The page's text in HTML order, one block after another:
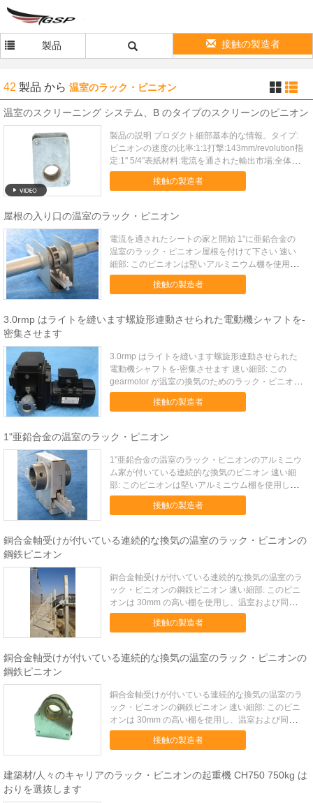
製品 接触の製造者
42 製品 から 温室のラック・ピニオン
温室のスクリーニング システム、B のタイプのスクリーンのピニオン
製品の説明 プロダクト細部基本的な情報。タイプ:
ピニオンの速度の比率:1:1打撃:143mm/revolution指
定:1" 5/4"表紙材料:電流を通された輸出市場:全体的
付加的な情報。商標:Jinxinの温室のサイズ:デッサ
ンかサンプルとしてパッキング:標準的な容器の起
接触の製造者
屋根の入り口の温室のラック・ピニオン
電流を通されたシートの家と開始 1"に亜鉛合金の
温室のラック・ピニオン屋根を付けて下さい 速い
細部: このピニオンは堅いアルミニウム棚を使用
し、温室および同じような建物の連続的な換気窓を
開閉したり使用されています。 それは 1"で鋼鉄管
金ギヤ、1 ...
接触の製造者
3.0rmp はライトを縫います螺旋形連動させられた電動機シャフトを-
密集させます
3.0rmp はライトを縫います螺旋形連動させられた
電動機シャフトを-密集させます 速い細部: この
gearmotor が温室の換気のためのラック・ピニオン
を運転するのに使用されています。 記述: この
gearmotor は変速機、電動機および限界スイッチを
接触の製造者
1"亜鉛合金の温室のラック・ピニオン
1"亜鉛合金の温室のラック・ピニオンのアルミニウ
ム家が付いている連続的な換気のピニオン 速い細
部: このピニオンは堅いアルミニウム棚を使用し、
温室および同じような建物の連続的な換気窓を開閉
したり使用されています。 それは 1"で鋼鉄管運転
ヤ、1 ...
接触の製造者
銅合金軸受けが付いている連続的な換気の温室のラック・ピニオンの
鋼鉄ピニオン
銅合金軸受けが付いている連続的な換気の温室のラ
ック・ピニオンの鋼鉄ピニオン 速い細部: このピニ
オンは 30mm の高い棚を使用し、温室および同じ
ような建物の連続的な換気窓を開閉したり使用され
ています。 それは 1"で鋼鉄管運転されます。 記述:
シ...
接触の製造者
銅合金軸受けが付いている連続的な換気の温室のラック・ピニオンの
鋼鉄ピニオン
銅合金軸受けが付いている連続的な換気の温室のラ
ック・ピニオンの鋼鉄ピニオン 速い細部: このピニ
オンは 30mm の高い棚を使用し、温室および同じ
ような建物の連続的な換気窓を開閉したり使用され
ています。 それは 1"で鋼鉄管運転されます。 記述:
シ...
接触の製造者
建築材/人々のキャリアのラック・ピニオンの起重機 CH750 750kg は
おりを選抜します